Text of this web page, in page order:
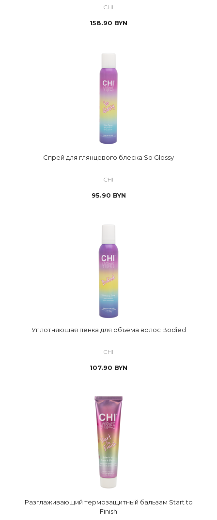
CHI
158.90 BYN
Спрей для глянцевого блеска So Glossy
CHI
95.90 BYN
Уплотняющая пенка для объема волос Bodied
CHI
107.90 BYN
Разглаживающий термозащитный бальзам Start to
Finish